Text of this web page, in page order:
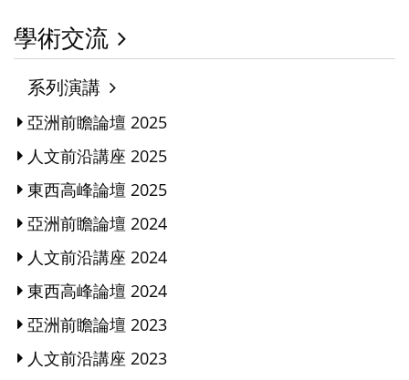
學術交流
系列演講
亞洲前瞻論壇 2025
人文前沿講座 2025
東西高峰論壇 2025
亞洲前瞻論壇 2024
人文前沿講座 2024
東西高峰論壇 2024
亞洲前瞻論壇 2023
人文前沿講座 2023